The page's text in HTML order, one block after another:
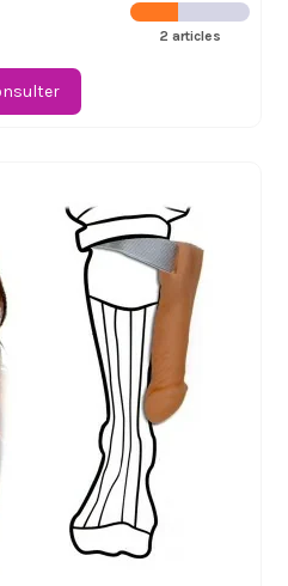
2 articles